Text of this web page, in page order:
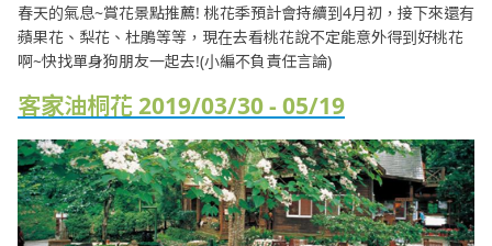
春天的氣息~賞花景點推薦! 桃花季預計會持續到4月初，接下來還有
蘋果花、梨花、杜鵑等等，現在去看桃花說不定能意外得到好桃花
啊~快找單身狗朋友一起去!(小編不負責任言論)
客家油桐花 2019/03/30 - 05/19